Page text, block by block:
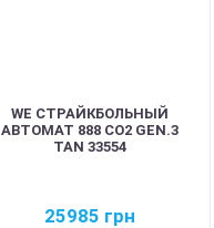
WE СТРАЙКБОЛЬНЫЙ
АВТОМАТ 888 CO2 GEN.3
TAN 33554
25985 грн